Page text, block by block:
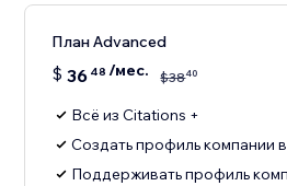
План Advanced
$ 36 48 /мес. $3840
Всё из Citations +
Создать профиль компании
Поддерживать профиль